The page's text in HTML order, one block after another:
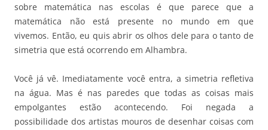
sobre matemática nas escolas é que parece que a
matemática não está presente no mundo em que
vivemos. Então, eu quis abrir os olhos dele para o tanto de
simetria que está ocorrendo em Alhambra.
Você já vê. Imediatamente você entra, a simetria refletiva
na água. Mas é nas paredes que todas as coisas mais
empolgantes estão acontecendo. Foi negada a
possibilidade dos artistas mouros de desenhar coisas com